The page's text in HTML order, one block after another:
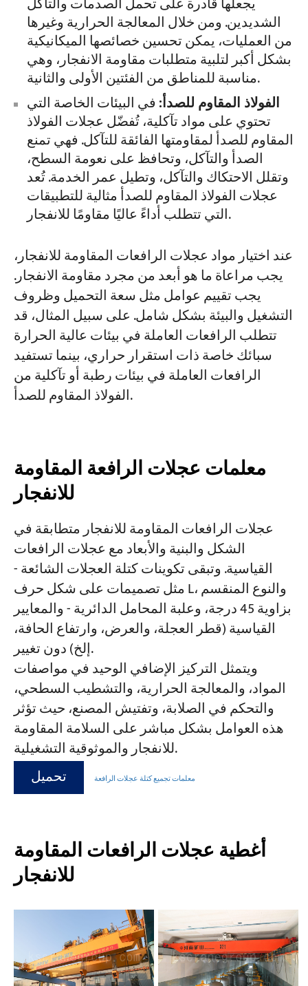
الشديدين. ومن خلال المعالجة الحرارية وغيرها
من العمليات، يمكن تحسين خصائصها الميكانيكية
بشكل أكبر لتلبية متطلبات مقاومة الانفجار، وهي
مناسبة للمناطق من الفئتين الأولى والثانية.
الفولاذ المقاوم للصدأ: في البيئات الخاصة التي
تحتوي على مواد تآكلية، تُفضّل عجلات الفولاذ
المقاوم للصدأ لمقاومتها الفائقة للتآكل. فهي تمنع
الصدأ والتآكل، وتحافظ على نعومة السطح،
وتقلل الاحتكاك والتآكل، وتطيل عمر الخدمة. تُعد
عجلات الفولاذ المقاوم للصدأ مثالية للتطبيقات
التي تتطلب أداءً عاليًا مقاومًا للانفجار.
عند اختيار مواد عجلات الرافعات المقاومة للانفجار،
يجب مراعاة ما هو أبعد من مجرد مقاومة الانفجار.
يجب تقييم عوامل مثل سعة التحميل وظروف
التشغيل والبيئة بشكل شامل. على سبيل المثال، قد
تتطلب الرافعات العاملة في بيئات عالية الحرارة
سبائك خاصة ذات استقرار حراري، بينما تستفيد
الرافعات العاملة في بيئات رطبة أو تآكلية من
الفولاذ المقاوم للصدأ.
معلمات عجلات الرافعة المقاومة
للانفجار
عجلات الرافعات المقاومة للانفجار متطابقة في
الشكل والبنية والأبعاد مع عجلات الرافعات
القياسية. وتبقى تكوينات كتلة العجلات الشائعة -
مثل تصميمات على شكل حرف L، والنوع المنقسم
بزاوية 45 درجة، وعلبة المحامل الدائرية - والمعايير
القياسية (قطر العجلة، والعرض، وارتفاع الحافة،
إلخ) دون تغيير.
ويتمثل التركيز الإضافي الوحيد في مواصفات
المواد، والمعالجة الحرارية، والتشطيب السطحي،
والتحكم في الصلابة، وتفتيش المصنع، حيث تؤثر
هذه العوامل بشكل مباشر على السلامة المقاومة
للانفجار والموثوقية التشغيلية.
معلمات تجميع كتلة عجلات الرافعة تحميل
أغطية عجلات الرافعات المقاومة
للانفجار